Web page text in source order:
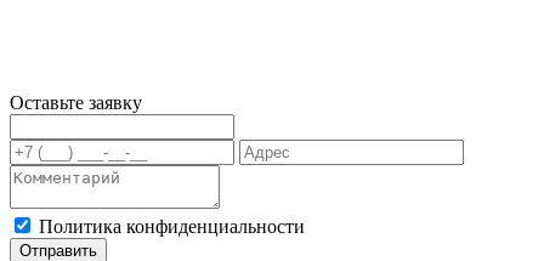
Оставьте заявку
Политика конфиденциальности
Отправить